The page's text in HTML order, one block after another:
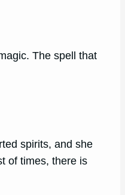
The spell that
spirits, and she
of times, there is